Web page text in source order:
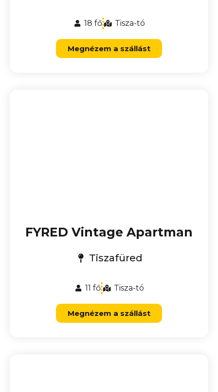
18 fő Tisza-tó
Megnézem a szállást
FYRED Vintage Apartman
Tiszafüred
11 fő Tisza-tó
Megnézem a szállást